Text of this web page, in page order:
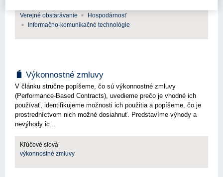
Verejné obstarávanie
Hospodárnosť
Informačno-komunikačné technológie
Výkonnostné zmluvy
V článku stručne popíšeme, čo sú výkonnostné zmluvy
(Performance-Based Contracts), uvedieme prečo je vhodné ich
používať, identifikujeme možnosti ich použitia a popíšeme, čo je
prostredníctvom nich možné dosiahnuť. Predstavíme výhody a
nevýhody ic...
Kľúčové slová
výkonnostné zmluvy